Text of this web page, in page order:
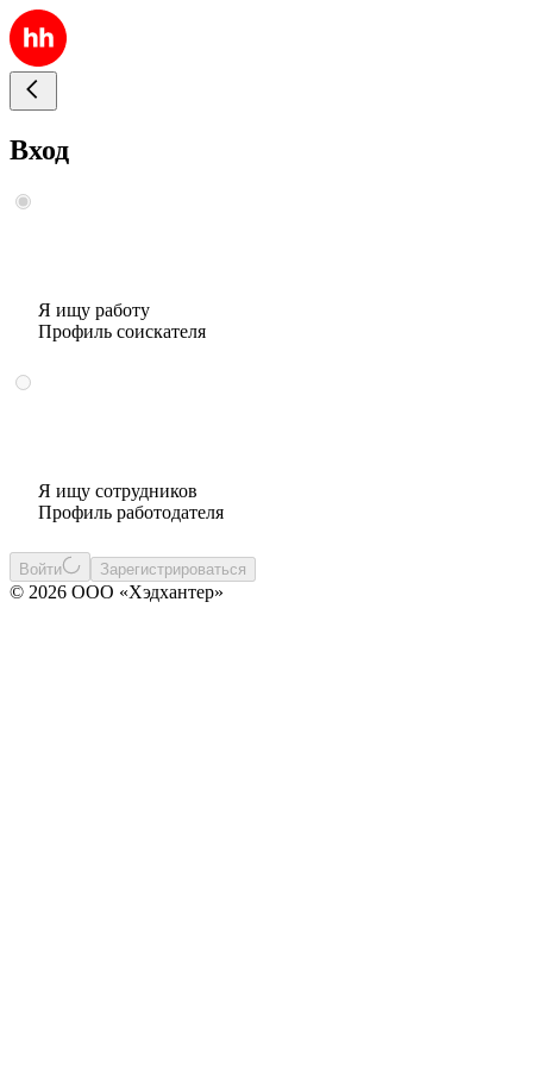
Вход
Я ищу работу
Профиль соискателя
Я ищу сотрудников
Профиль работодателя
Войти Зарегистрироваться
© 2026 ООО «Хэдхантер»